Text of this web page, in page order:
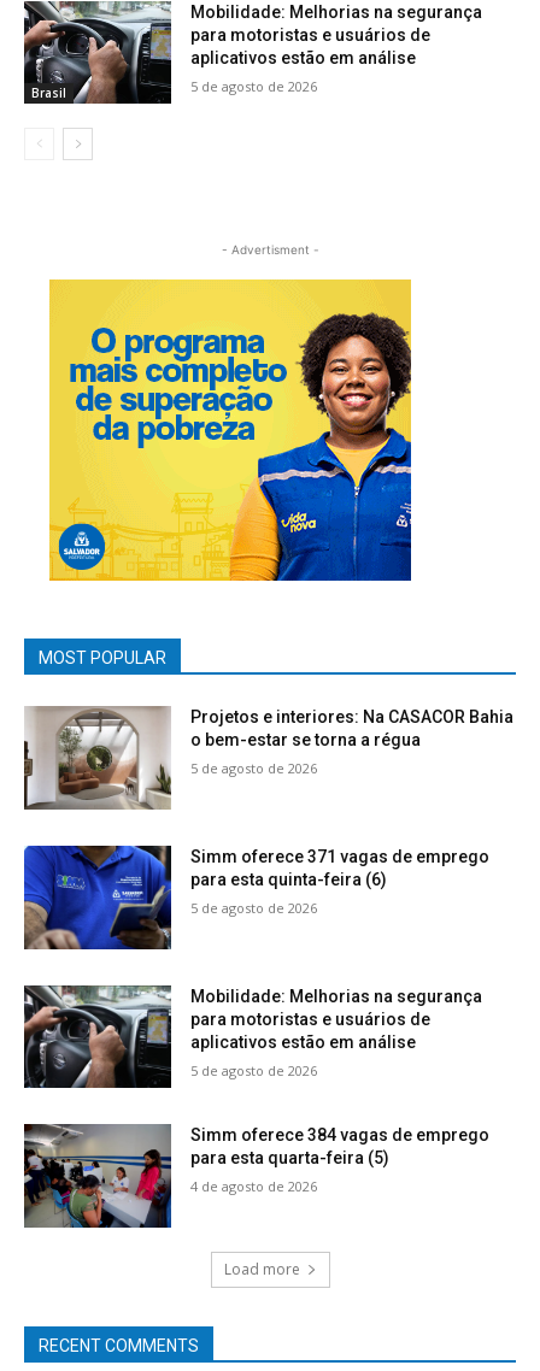
Brasil
Mobilidade: Melhorias na segurança
para motoristas e usuários de
aplicativos estão em análise
5 de agosto de 2026
- Advertisment -
MOST POPULAR
Projetos e interiores: Na CASACOR Bahia
o bem-estar se torna a régua
5 de agosto de 2026
Simm oferece 371 vagas de emprego
para esta quinta-feira (6)
5 de agosto de 2026
Mobilidade: Melhorias na segurança
para motoristas e usuários de
aplicativos estão em análise
5 de agosto de 2026
Simm oferece 384 vagas de emprego
para esta quarta-feira (5)
4 de agosto de 2026
Load more
RECENT COMMENTS